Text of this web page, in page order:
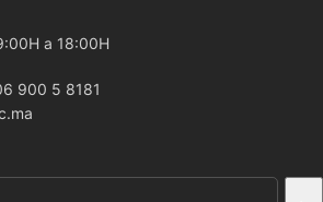
a 18:00H
900 5 8181